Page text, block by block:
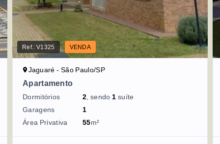
Ref.:V1325 VENDA
Jaguaré - São Paulo/SP
Apartamento
Dormitórios 2 , sendo 1 suíte
Garagens
1
Área Privativa
55m²